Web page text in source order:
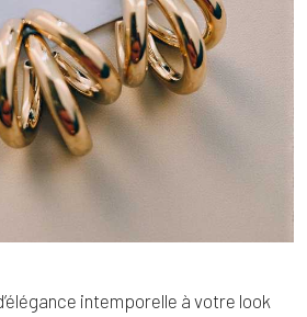
intemporelle à votre look